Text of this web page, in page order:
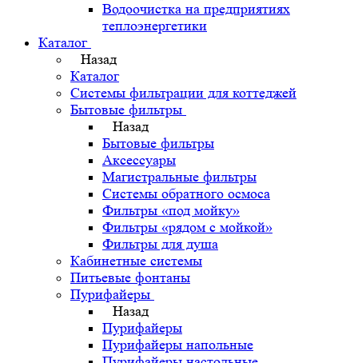
Водоочистка на предприятиях
теплоэнергетики
Каталог
Назад
Каталог
Системы фильтрации для коттеджей
Бытовые фильтры
Назад
Бытовые фильтры
Аксессуары
Магистральные фильтры
Системы обратного осмоса
Фильтры «под мойку»
Фильтры «рядом с мойкой»
Фильтры для душа
Кабинетные системы
Питьевые фонтаны
Пурифайеры
Назад
Пурифайеры
Пурифайеры напольные